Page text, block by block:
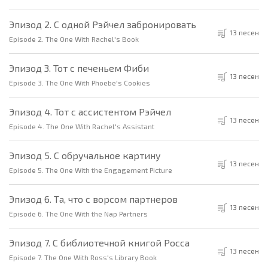
Эпизод 2. С одной Рэйчел забронировать
Episode 2. The One With Rachel's Book
13 песен
Эпизод 3. Тот с печеньем Фиби
Episode 3. The One With Phoebe's Cookies
13 песен
Эпизод 4. Тот с ассистентом Рэйчел
Episode 4. The One With Rachel's Assistant
13 песен
Эпизод 5. С обручальное картину
Episode 5. The One With the Engagement Picture
13 песен
Эпизод 6. Та, что с ворсом партнеров
Episode 6. The One With the Nap Partners
13 песен
Эпизод 7. С библиотечной книгой Росса
Episode 7. The One With Ross's Library Book
13 песен